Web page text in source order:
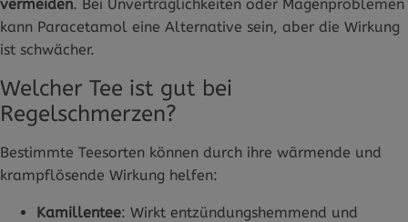
vermeiden. Bei Unverträglichkeiten oder Magenproblemen
kann Paracetamol eine Alternative sein, aber die Wirkung
ist schwächer.
Welcher Tee ist gut bei
Regelschmerzen?
Bestimmte Teesorten können durch ihre wärmende und
krampflösende Wirkung helfen:
Kamillentee: Wirkt entzündungshemmend und